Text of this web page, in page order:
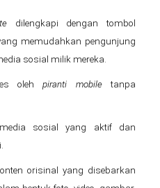
dilengkapi dengan tombol
memudahkan pengunjung
sosial milik mereka.
olehpiranti mobiletanpa
sosial yang aktif dan
orisinal yang disebarkan